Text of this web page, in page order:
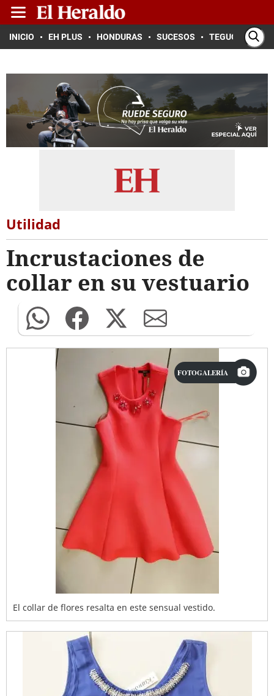
INICIO EH PLUS HONDURAS SUCESOS TEGUCIGALPA
Utilidad
Incrustaciones de
collar en su vestuario
FOTOGALERÍA
El collar de flores resalta en este sensual vestido.